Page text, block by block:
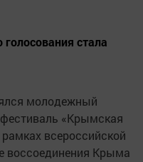
голосования стала
молодежный
«Крымская
всероссийской
воссоединения Крыма